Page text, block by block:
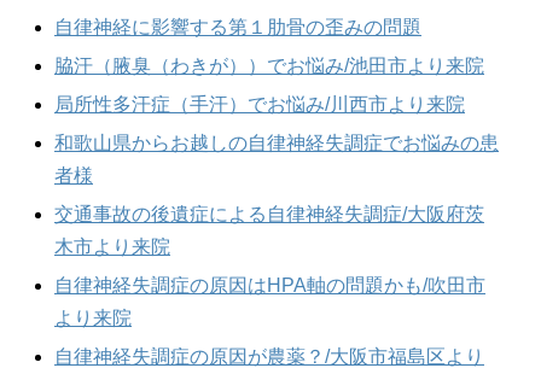
自律神経に影響する第１肋骨の歪みの問題
脇汗（腋臭（わきが））でお悩み/池田市より来院
局所性多汗症（手汗）でお悩み/川西市より来院
和歌山県からお越しの自律神経失調症でお悩みの患
者様
交通事故の後遺症による自律神経失調症/大阪府茨
木市より来院
自律神経失調症の原因はHPA軸の問題かも/吹田市
より来院
自律神経失調症の原因が農薬？/大阪市福島区より